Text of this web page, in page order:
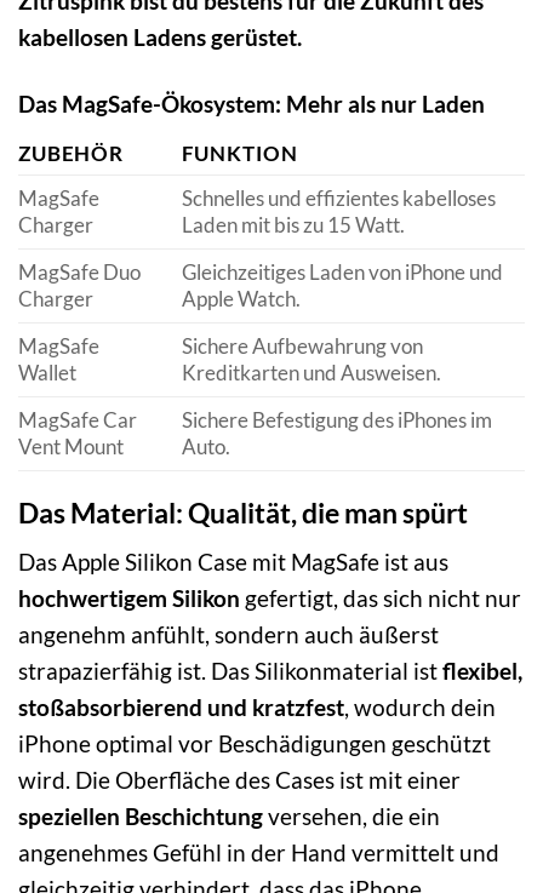
kabellosen Ladens gerüstet.
Das MagSafe-Ökosystem: Mehr als nur Laden
ZUBEHÖR
FUNKTION
MagSafe
Charger
Schnelles und effizientes kabelloses
Laden mit bis zu 15 Watt.
MagSafe Duo
Charger
Gleichzeitiges Laden von iPhone und
Apple Watch.
MagSafe
Wallet
Sichere Aufbewahrung von
Kreditkarten und Ausweisen.
MagSafe Car
Vent Mount
Sichere Befestigung des iPhones im
Auto.
Das Material: Qualität, die man spürt
Das Apple Silikon Case mit MagSafe ist aus
hochwertigem Silikon gefertigt, das sich nicht nur
angenehm anfühlt, sondern auch äußerst
strapazierfähig ist. Das Silikonmaterial istflexibel,
stoßabsorbierend und kratzfest, wodurch dein
iPhone optimal vor Beschädigungen geschützt
wird. Die Oberfläche des Cases ist mit einer
speziellen Beschichtungversehen, die ein
angenehmes Gefühl in der Hand vermittelt und